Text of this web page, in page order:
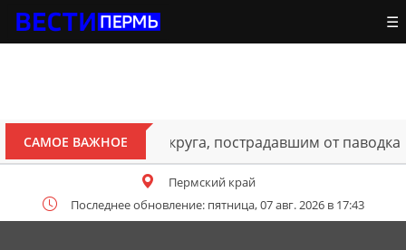
☰
САМОЕ ВАЖНОЕ
Октябрьского округа, пострадавшим от паводка
Пермский край
Последнее обновление: пятница, 07 авг. 2026 в 17:43